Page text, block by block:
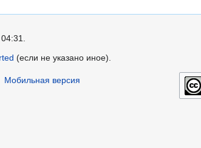
(если не указано иное).
Мобильная версия